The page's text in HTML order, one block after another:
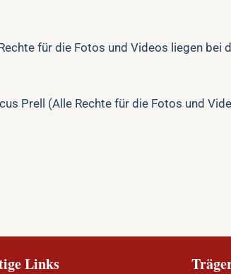
für die Fotos und Videos liegen bei
Prell (Alle Rechte für die Fotos und
Links